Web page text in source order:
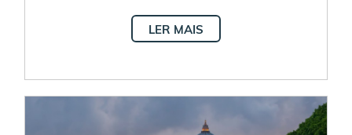
pela Justiça Climática"
LER MAIS